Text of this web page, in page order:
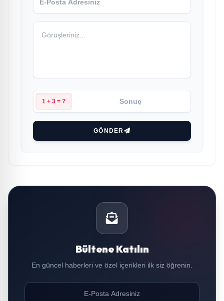
1 + 3 = ?
GÖNDER
Bültene Katılın
En güncel haberleri ve özel içerikleri ilk siz öğrenin.